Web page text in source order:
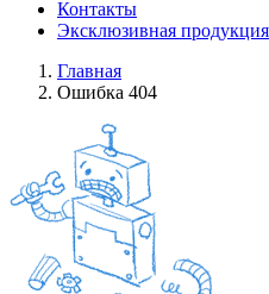
Контакты
Эксклюзивная продукция
Главная
Ошибка 404